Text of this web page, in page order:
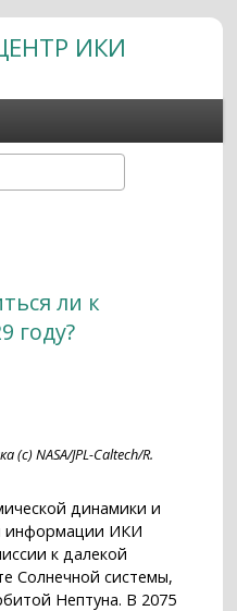
ИКИ
ли к
году?
NASA/JPL-Caltech/R.
динамики и
информации ИКИ
к далекой
Солнечной системы,
Нептуна. В 2075